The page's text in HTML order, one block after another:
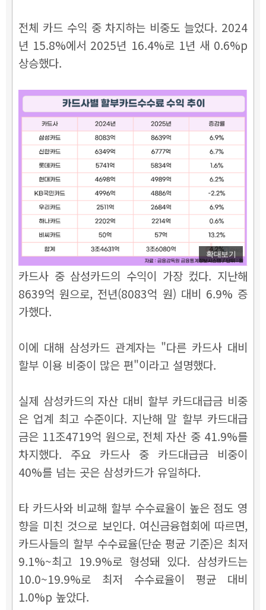
전체 카드 수익 중 차지하는 비중도 늘었다. 2024
년 15.8%에서 2025년 16.4%로 1년 새 0.6%p
상승했다.
확대보기
카드사 중 삼성카드의 수익이 가장 컸다. 지난해
8639억 원으로, 전년(8083억 원) 대비 6.9% 증
가했다.
이에 대해 삼성카드 관계자는 "다른 카드사 대비
할부 이용 비중이 많은 편"이라고 설명했다.
실제 삼성카드의 자산 대비 할부 카드대급금 비중
은 업계 최고 수준이다. 지난해 말 할부 카드대급
금은 11조4719억 원으로, 전체 자산 중 41.9%를
차지했다. 주요 카드사 중 카드대급금 비중이
40%를 넘는 곳은 삼성카드가 유일하다.
타 카드사와 비교해 할부 수수료율이 높은 점도 영
향을 미친 것으로 보인다. 여신금융협회에 따르면,
카드사들의 할부 수수료율(단순 평균 기준)은 최저
9.1%~최고 19.9%로 형성돼 있다. 삼성카드는
10.0~19.9%로 최저 수수료율이 평균 대비
1.0%p 높았다.